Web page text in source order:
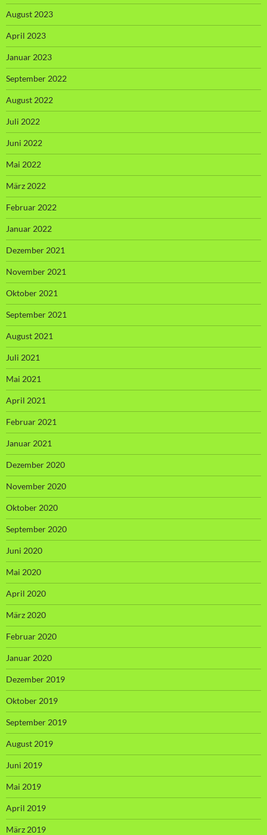
August 2023
April 2023
Januar 2023
September 2022
August 2022
Juli 2022
Juni 2022
Mai 2022
März 2022
Februar 2022
Januar 2022
Dezember 2021
November 2021
Oktober 2021
September 2021
August 2021
Juli 2021
Mai 2021
April 2021
Februar 2021
Januar 2021
Dezember 2020
November 2020
Oktober 2020
September 2020
Juni 2020
Mai 2020
April 2020
März 2020
Februar 2020
Januar 2020
Dezember 2019
Oktober 2019
September 2019
August 2019
Juni 2019
Mai 2019
April 2019
März 2019